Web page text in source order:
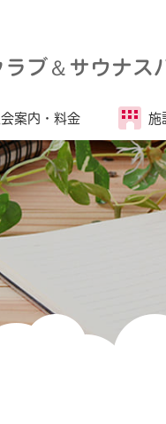
ブ＆サウナス
案内・ 料金 施